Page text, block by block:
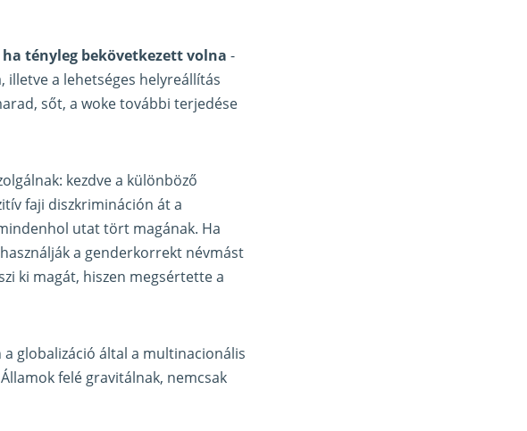
ha tényleg bekövetkezett volna -
illetve a lehetséges helyreállítás
sőt, a woke további terjedése
kezdve a különböző
faji diszkrimináción át a
utat tört magának. Ha
a genderkorrekt névmást
ki magát, hiszen megsértette a
globalizáció által a multinacionális
felé gravitálnak, nemcsak